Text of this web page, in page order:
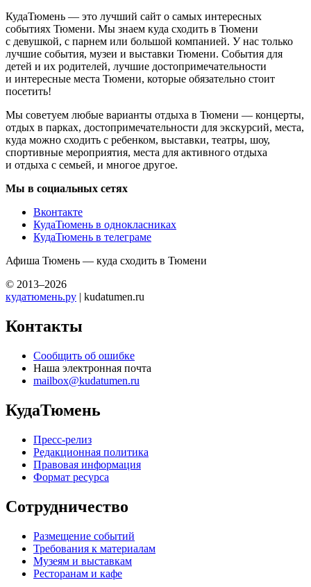
КудаТюмень — это лучший сайт о самых интересных
событиях Тюмени. Мы знаем куда сходить в Тюмени
с девушкой, с парнем или большой компанией. У нас только
лучшие события, музеи и выставки Тюмени. События для
детей и их родителей, лучшие достопримечательности
и интересные места Тюмени, которые обязательно стоит
посетить!
Мы советуем любые варианты отдыха в Тюмени — концерты,
отдых в парках, достопримечательности для экскурсий, места,
куда можно сходить с ребенком, выставки, театры, шоу,
спортивные мероприятия, места для активного отдыха
и отдыха с семьей, и многое другое.
Мы в социальных сетях
Вконтакте
КудаТюмень в однокласниках
КудаТюмень в телеграме
Афиша Тюмень — куда сходить в Тюмени
© 2013–2026
кудатюмень.ру | kudatumen.ru
Контакты
Сообщить об ошибке
Наша электронная почта
mailbox@kudatumen.ru
КудаТюмень
Пресс-релиз
Редакционная политика
Правовая информация
Формат ресурса
Сотрудничество
Размещение событий
Требования к материалам
Музеям и выставкам
Ресторанам и кафе